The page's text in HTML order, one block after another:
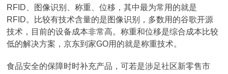
RFID、图像识别、称重、位移，其中最为常用的就是
RFID。比较有技术含量的是图像识别，多数用的谷歌开源
技术，目前的设备成本非常高。称重和位移是综合成本比较
低的解决方案，京东到家GO用的就是称重技术。
食品安全的保障时时补充产品，可若是涉足社区新零售市